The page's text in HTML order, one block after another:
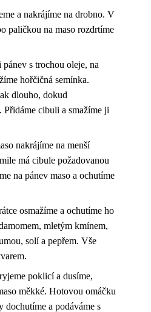
a nakrájíme na drobno. V
paličkou na maso rozdrtíme
s trochou oleje, na
hořčičná semínka.
dlouho, dokud
Přidáme cibuli a smažíme ji
nakrájíme na menší
má cibule požadovanou
na pánev maso a ochutíme
osmažíme a ochutíme ho
mletým kmínem,
solí a pepřem. Vše
poklicí a dusíme,
měkké. Hotovou omáčku
dochutíme a podáváme s